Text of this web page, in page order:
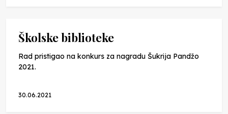
Školske biblioteke
Rad pristigao na konkurs za nagradu Šukrija Pandžo
2021.
30.06.2021